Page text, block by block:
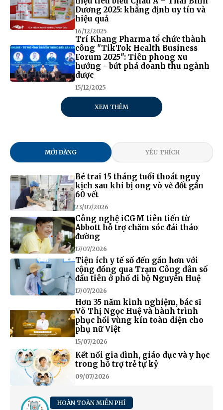
Dương 2025: khẳng định uy tín và
hiệu quả
16/12/2025
Trí Khang Pharma tổ chức thành
công "TikTok Health Business
Forum 2025": Tiên phong xu
hướng - bứt phá doanh thu ngành
dược
15/12/2025
XEM THÊM
MỚI ĐĂNG YÊU THÍCH
Bé trai 15 tháng tuổi thoát nguy
kịch sau khi bị ong vò vẽ đốt gần
60 vết
23/07/2026
Công nghệ iCGM tiên tiến từ
Abbott hỗ trợ chăm sóc đái tháo
đường
17/07/2026
Tiện ích y tế số đến gần hơn với
cộng đồng qua Trạm Công dân số
đầu tiên ở phố đi bộ Nguyễn Huệ
17/07/2026
Hơn 35 năm kinh nghiệm, bác sĩ
Võ Thị Ngọc Huệ và hành trình
phục hồi vùng kín toàn diện cho
phụ nữ Việt
15/07/2026
Kết nối gia đình, giáo dục và y học
trong hỗ trợ trẻ tự kỷ
09/07/2026
HOÀN TOÀN MIỄN PHÍ